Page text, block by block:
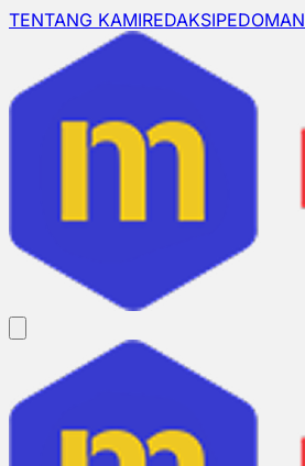
TENTANG KAMIREDAKSIPEDOMAN